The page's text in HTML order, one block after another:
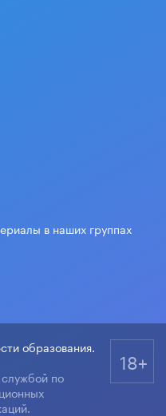
в наших группах
образования.
по
18+